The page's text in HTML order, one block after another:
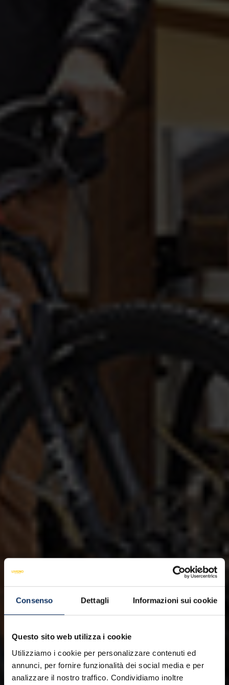
Consenso Dettagli Informazioni sui cookie
Questo sito web utilizza i cookie
Utilizziamo i cookie per personalizzare contenuti ed
annunci, per fornire funzionalità dei social media e per
analizzare il nostro traffico. Condividiamo inoltre